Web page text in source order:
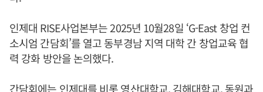
인제대 RISE사업본부는 2025년 10월28일 ‘G-East 창업 컨
소시엄 간담회’를 열고 동부경남 지역 대학 간 창업교육 협
력 강화 방안을 논의했다.
간담회에는 인제대를 비롯 영산대학교, 김해대학교, 동원과